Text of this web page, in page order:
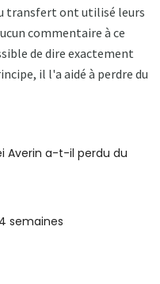
transfert ont utilisé leurs
commentaire à ce
de dire exactement
il l'a aidé à perdre du
Averin a-t-il perdu du
semaines